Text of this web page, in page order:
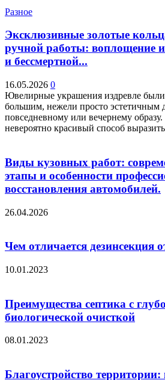
Разное
Эксклюзивные золотые
ручной работы: воплощение
и бессмертной...
16.05.2026 0
Ювелирные украшения издревле были
большим, нежели просто эстетичным
повседневному или вечернему
невероятно красивый способ
Виды кузовных работ:
этапы и особенности
восстановления автомобилей.
26.04.2026
Чем отличается дезинсекция
10.01.2023
Преимущества септика с
биологической очисткой
08.01.2023
Благоустройство